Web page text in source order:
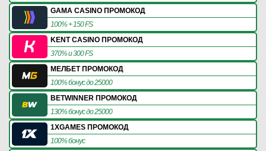
GAMA CASINO ПРОМОКОД
100% + 150 FS
KENT CASINO ПРОМОКОД
370% и 300 FS
МЕЛБЕТ ПРОМОКОД
100% бонус до 25000
BETWINNER ПРОМОКОД
130% бонус до 25000
1XGAMES ПРОМОКОД
100% бонус